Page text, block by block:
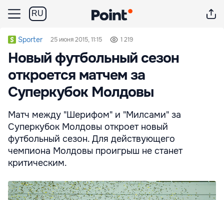
RU
Sporter 25 июня 2015, 11:15 1 219
Новый футбольный сезон
откроется матчем за
Суперкубок Молдовы
Матч между "Шерифом" и "Милсами" за
Суперкубок Молдовы откроет новый
футбольный сезон. Для действующего
чемпиона Молдовы проигрыш не станет
критическим.